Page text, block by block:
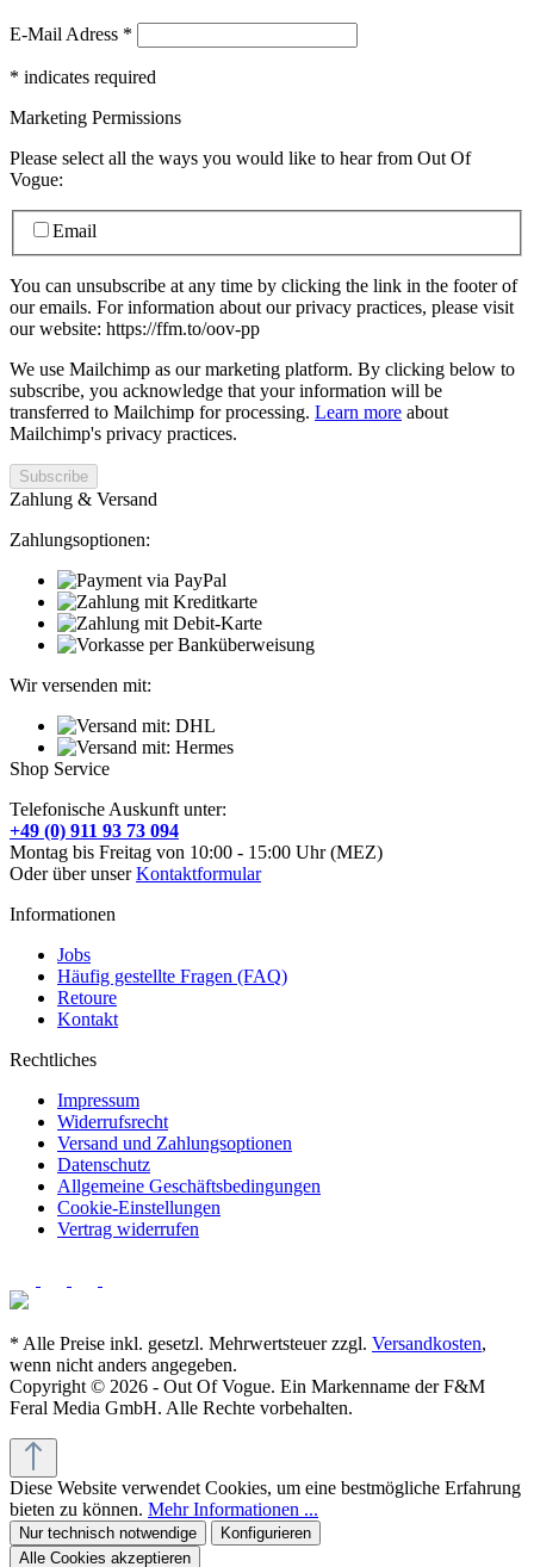
E-Mail Adress *
* indicates required
Marketing Permissions
Please select all the ways you would like to hear from Out Of
Vogue:
Email
You can unsubscribe at any time by clicking the link in the footer of
our emails. For information about our privacy practices, please visit
our website: https://ffm.to/oov-pp
We use Mailchimp as our marketing platform. By clicking below to
subscribe, you acknowledge that your information will be
transferred to Mailchimp for processing. Learn more about
Mailchimp's privacy practices.
Zahlung & Versand
Zahlungsoptionen:
Wir versenden mit:
Shop Service
Telefonische Auskunft unter:
+49 (0) 911 93 73 094
Montag bis Freitag von 10:00 - 15:00 Uhr (MEZ)
Oder über unserKontaktformular
Informationen
Jobs
Häufig gestellte Fragen (FAQ)
Retoure
Kontakt
Rechtliches
Impressum
Widerrufsrecht
Versand und Zahlungsoptionen
Datenschutz
Allgemeine Geschäftsbedingungen
Cookie-Einstellungen
Vertrag widerrufen
* Alle Preise inkl. gesetzl. Mehrwertsteuer zzgl. Versandkosten,
wenn nicht anders angegeben.
Copyright © 2026 - Out Of Vogue. Ein Markenname der F&M
Feral Media GmbH. Alle Rechte vorbehalten.
Diese Website verwendet Cookies, um eine bestmögliche Erfahrung
bieten zu können. Mehr Informationen ...
Nur technisch notwendige
Konfigurieren
Alle Cookies akzeptieren